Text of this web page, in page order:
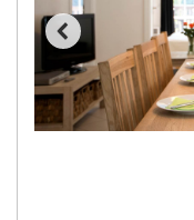
Ischgl från
Wagrain från
Val Thorens
St. Anton från
Zell am See från
Canazei från